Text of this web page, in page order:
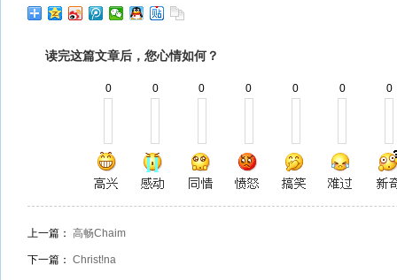
读完这篇文章后，您心情如何？
0 0 0 0 0 0 0
上一篇： 高畅Chaim
下一篇： Christ!na